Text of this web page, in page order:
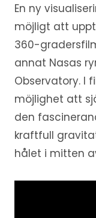
En ny
möjligt att
360-
annat Nasas
Observatory. I
möjlighet att
den
kraftfull
hålet i mitten